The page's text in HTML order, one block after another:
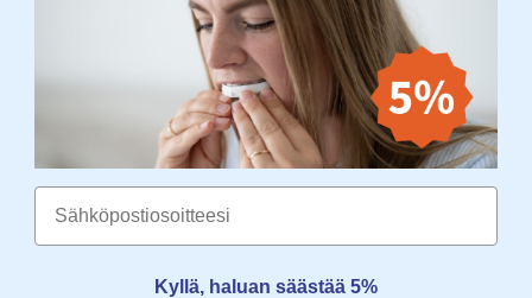
Email
Kyllä, haluan säästää 5%